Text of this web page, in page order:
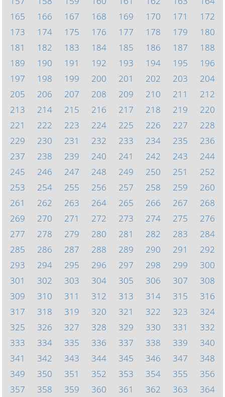
165
166 167 168 169 170 171
172
173
174 175 176 177 178 179
180
181
182 183 184 185 186 187
188
189
190 191 192 193 194 195
196
197
198 199 200 201 202 203
204
205
206 207 208 209 210 211
212
213
214 215 216 217 218 219
220
221
222 223 224 225 226 227
228
229
230 231 232 233 234 235
236
237
238 239 240 241 242 243
244
245
246 247 248 249 250 251
252
253
254 255 256 257 258 259
260
261
262 263 264 265 266 267
268
269
270 271 272 273 274 275
276
277
278 279 280 281 282 283
284
285
286 287 288 289 290 291
292
293
294 295 296 297 298 299
300
301
302 303 304 305 306 307
308
309
310 311 312 313 314 315
316
317
318 319 320 321 322 323
324
325
326 327 328 329 330 331
332
333
334 335 336 337 338 339
340
341
342 343 344 345 346 347
348
349
350 351 352 353 354 355
356
357
358 359 360 361 362 363 364